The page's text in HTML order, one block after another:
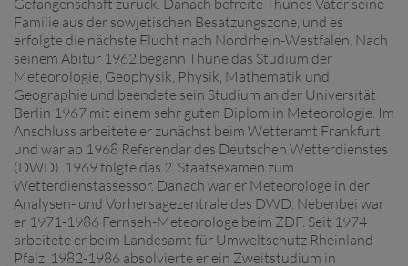
Familie aus der sowjetischen Besatzungszone, und es
erfolgte die nächste Flucht nach Nordrhein-Westfalen. Nach
seinem Abitur 1962 begann Thüne das Studium der
Meteorologie, Geophysik, Physik, Mathematik und
Geographie und beendete sein Studium an der Universität
Berlin 1967 mit einem sehr guten Diplom in Meteorologie. Im
Anschluss arbeitete er zunächst beim Wetteramt Frankfurt
und war ab 1968 Referendar des Deutschen Wetterdienstes
(DWD). 1969 folgte das 2. Staatsexamen zum
Wetterdienstassessor. Danach war er Meteorologe in der
Analysen- und Vorhersagezentrale des DWD. Nebenbei war
er 1971-1986 Fernseh-Meteorologe beim ZDF. Seit 1974
arbeitete er beim Landesamt für Umweltschutz Rheinland-
Pfalz. 1982-1986 absolvierte er ein Zweitstudium in